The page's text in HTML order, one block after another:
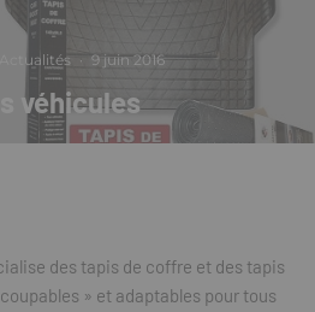
Actualités · 9 juin 2016
véhicules
des tapis de coffre et des tapis
» et adaptables pour tous